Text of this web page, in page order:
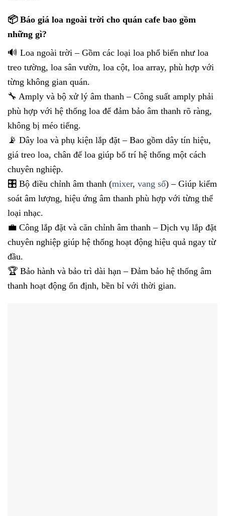
📦 Báo giá loa ngoài trời cho quán cafe bao gồm
những gì?
🔊 Loa ngoài trời – Gồm các loại loa phổ biến như loa
treo tường, loa sân vườn, loa cột, loa array, phù hợp với
từng không gian quán.
🔧 Amply và bộ xử lý âm thanh – Công suất amply phải
phù hợp với hệ thống loa để đảm bảo âm thanh rõ ràng,
không bị méo tiếng.
📡 Dây loa và phụ kiện lắp đặt – Bao gồm dây tín hiệu,
giá treo loa, chân đế loa giúp bố trí hệ thống một cách
chuyên nghiệp.
🎛️ Bộ điều chỉnh âm thanh (mixer, vang số) – Giúp kiểm
soát âm lượng, hiệu ứng âm thanh phù hợp với từng thể
loại nhạc.
💼 Công lắp đặt và căn chỉnh âm thanh – Dịch vụ lắp đặt
chuyên nghiệp giúp hệ thống hoạt động hiệu quả ngay từ
đầu.
🏆 Bảo hành và bảo trì dài hạn – Đảm bảo hệ thống âm
thanh hoạt động ổn định, bền bỉ với thời gian.